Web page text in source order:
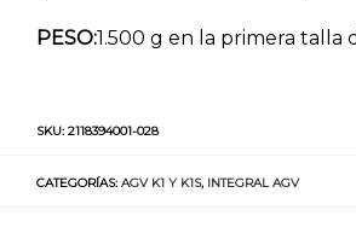
PESO:1.500 g en la primera talla
SKU: 2118394001-028
CATEGORÍAS: AGV K1 Y K1S, INTEGRAL AGV